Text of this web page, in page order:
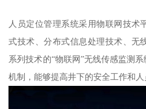
人员定位管理系统采用物联网技术
式技术、分布式信息处理技术、无
系列技术的“物联网”无线传感监测
机制，能够提高井下的安全工作和人